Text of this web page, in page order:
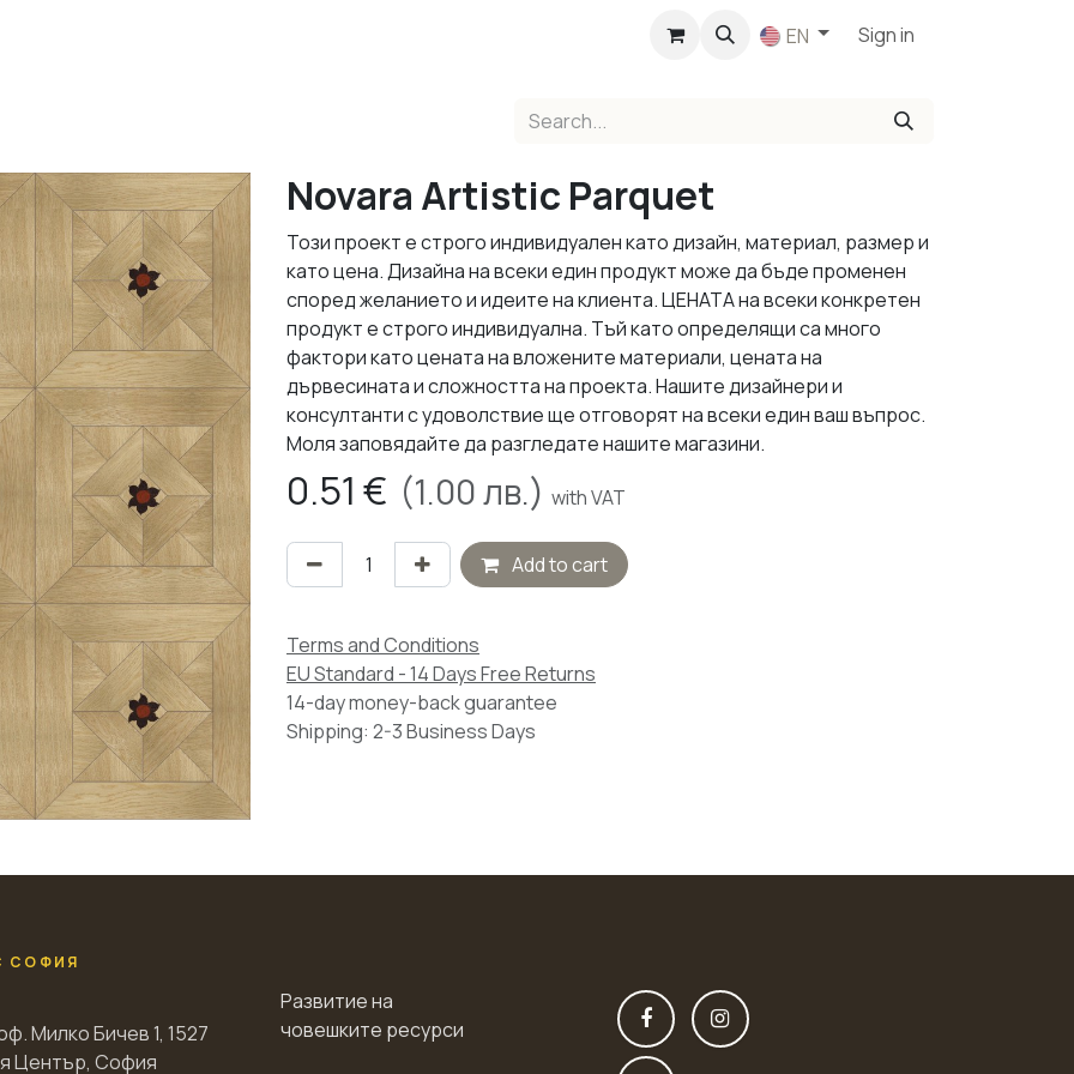
EN Sign in
Novara Artistic Parquet
Този проект е строго индивидуален като дизайн, материал, размер и
като цена. Дизайна на всеки един продукт може да бъде променен
според желанието и идеите на клиента. ЦЕНАТА на всеки конкретен
продукт е строго индивидуална. Тъй като определящи са много
фактори като цената на вложените материали, цената на
дървесината и сложността на проекта. Нашите дизайнери и
консултанти с удоволствие ще отговорят на всеки един ваш въпрос.
Моля заповядайте да разгледате нашите магазини.
0.51 € (1.00лв.) with VAT
Add to cart
Terms and Conditions
EU Standard - 14 Days Free Returns
14-day money-back guarantee
Shipping: 2-3 Business Days
СОФИЯ
Милко Бичев 1, 1527
Център, София
Развитие на
човешките ресурси